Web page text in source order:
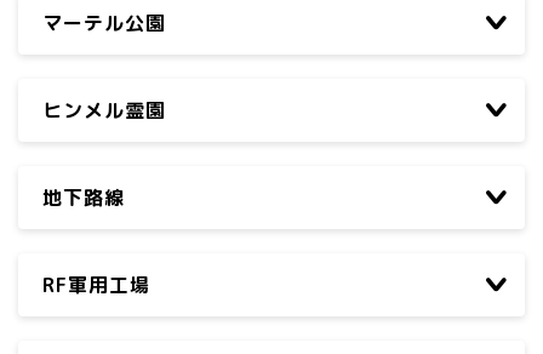
マーテル公園
ヒンメル霊園
地下路線
RF軍用工場